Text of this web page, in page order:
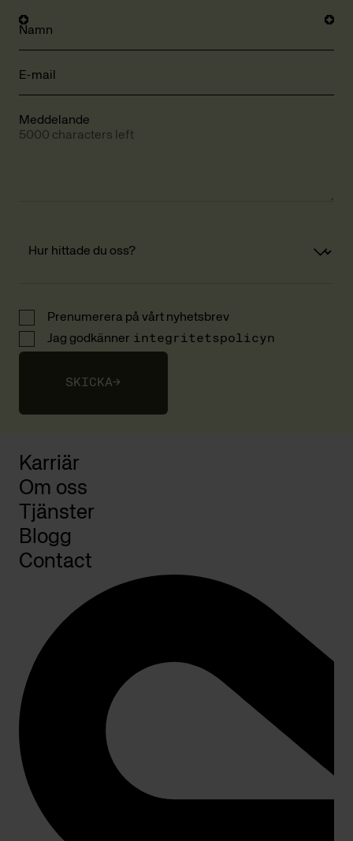
Namn
E-mail
Meddelande
5000 characters left
Prenumerera på vårt nyhetsbrev
Jag godkänner integritetspolicyn
SKICKA→
Karriär
Om oss
Tjänster
Blogg
Contact